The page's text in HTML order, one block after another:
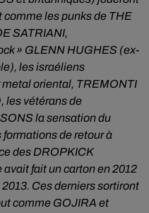
comme les punks de THE
SATRIANI,
» GLENN HUGHES (ex-
les israéliens
oriental, TREMONTI
les vétérans de
la sensation du
formations de retour à
des DROPKICK
fait un carton en 2012
Ces derniers sortiront
comme GOJIRA et